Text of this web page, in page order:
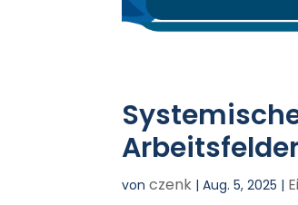
vonczenk |Aug. 5, 2025 |